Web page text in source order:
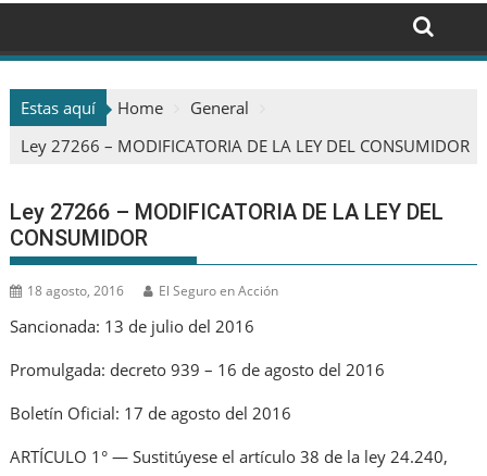
Estas aquí Home
General
Ley 27266 – MODIFICATORIA DE LA LEY DEL CONSUMIDOR
Ley 27266 – MODIFICATORIA DE LA LEY DEL
CONSUMIDOR
18 agosto, 2016 El Seguro en Acción
Sancionada: 13 de julio del 2016
Promulgada: decreto 939 – 16 de agosto del 2016
Boletín Oficial: 17 de agosto del 2016
ARTÍCULO 1° — Sustitúyese el artículo 38 de la ley 24.240,